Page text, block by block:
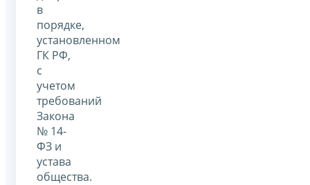
в
порядке,
установленном
ГК РФ,
с
учетом
требований
Закона
№ 14-
ФЗ и
устава
общества.